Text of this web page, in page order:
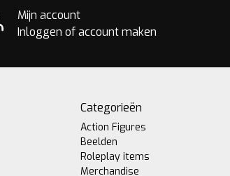
Mijn account
Inloggen of account maken
Categorieën
Action Figures
Beelden
Roleplay items
Merchandise